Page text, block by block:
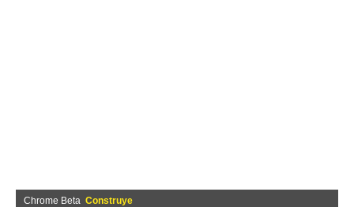
Chrome Beta Construye